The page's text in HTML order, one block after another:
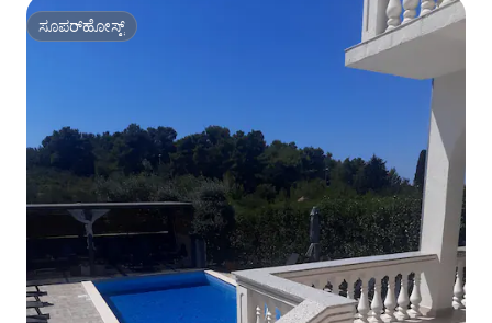
ಸೂಪರ್‌ಹೋಸ್ಟ್
ಸೂಪರ್‌ಹೋಸ್ಟ್